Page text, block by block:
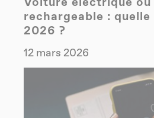
Voiture électrique ou
rechargeable :
2026 ?
12 mars 2026